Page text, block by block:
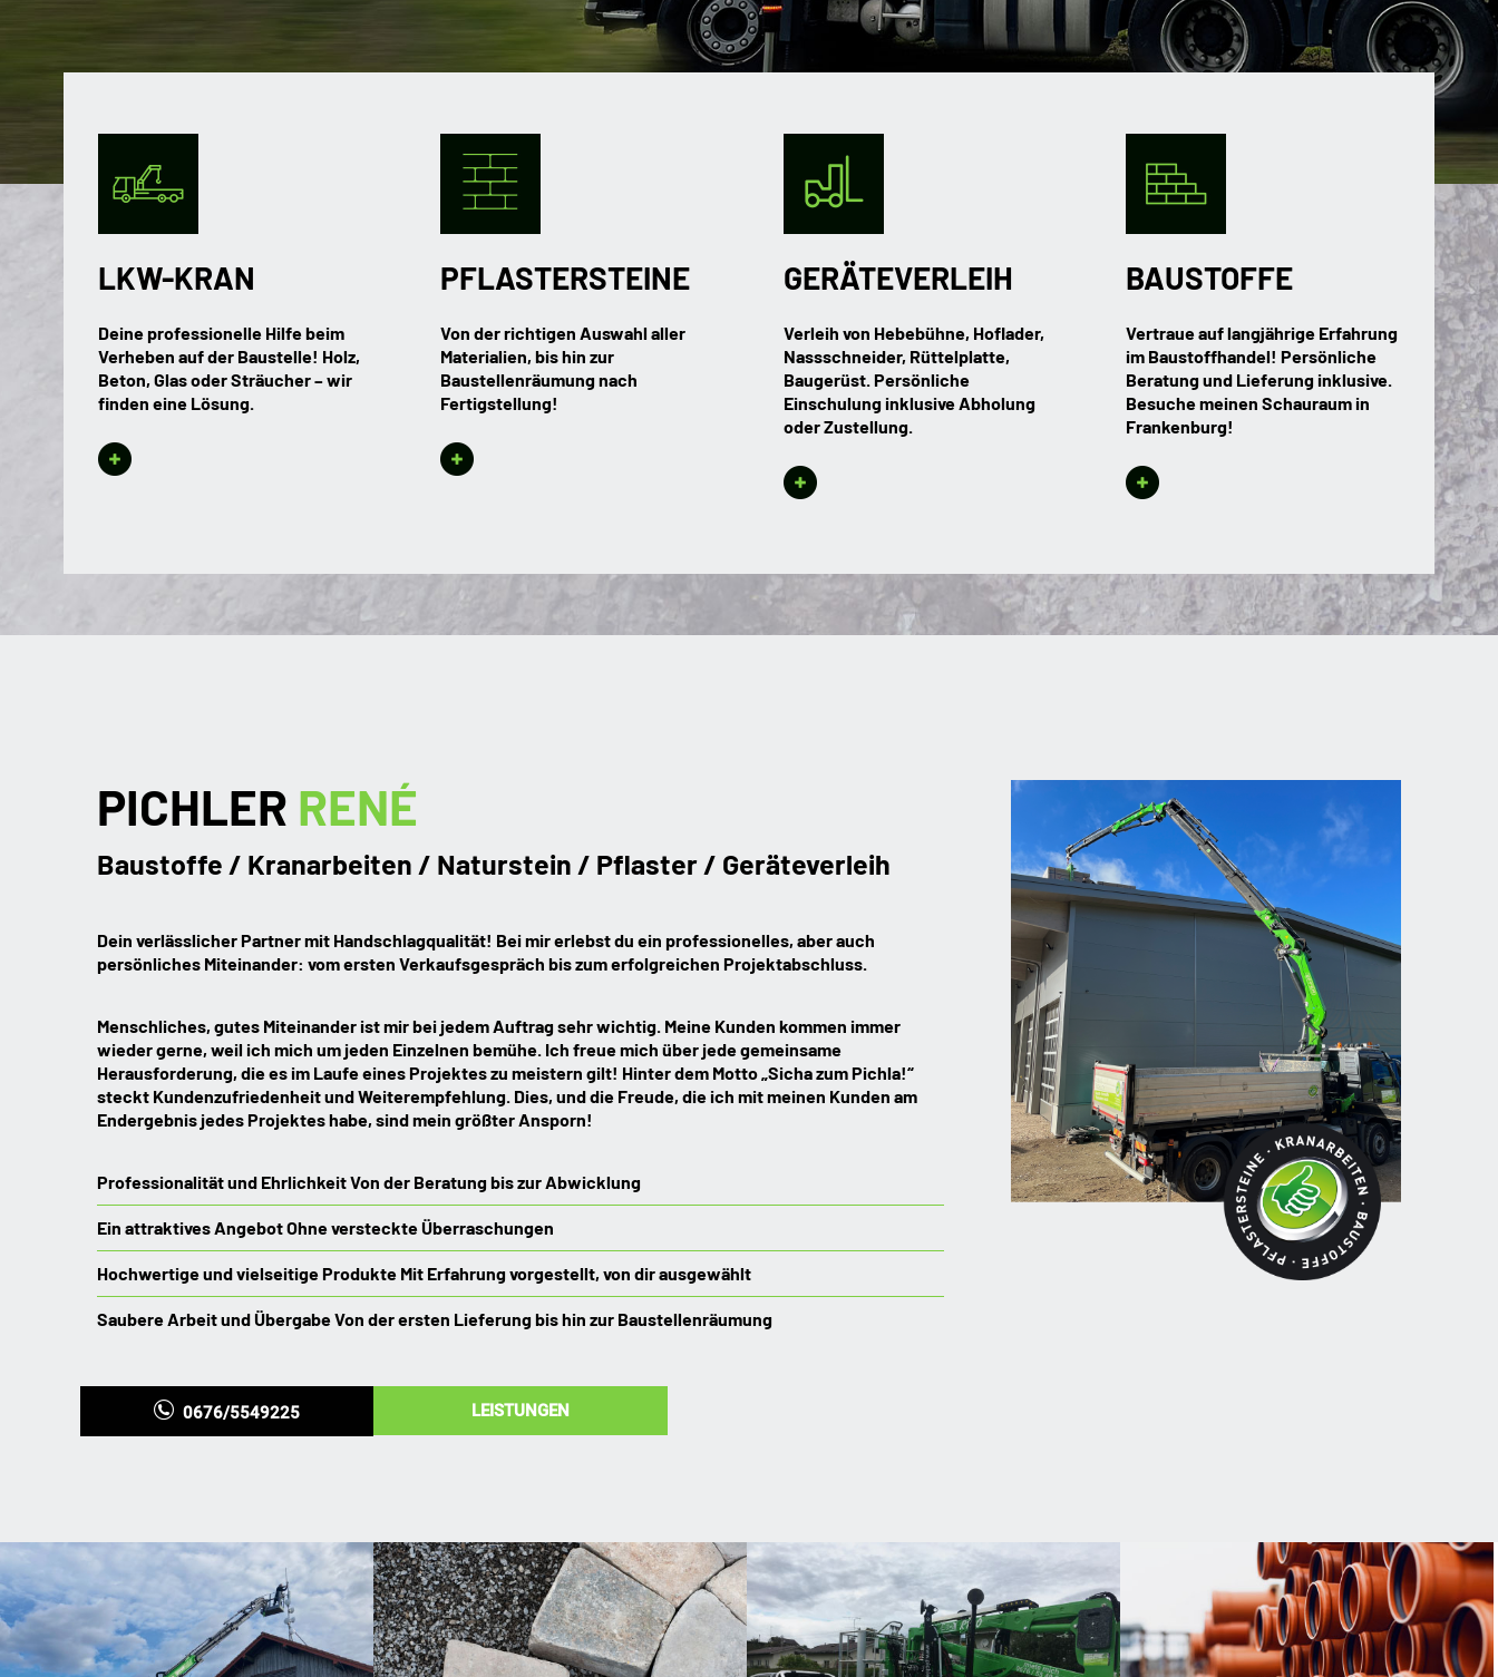
LKW-KRAN
Deine professionelle Hilfe beim
Verheben auf der Baustelle! Holz,
Beton, Glas oder Sträucher – wir
finden eine Lösung.
PFLASTERSTEINE
Von der richtigen Auswahl aller
Materialien, bis hin zur
Baustellenräumung nach
Fertigstellung!
GERÄTEVERLEIH
Verleih von Hebebühne, Hoflader,
Nassschneider, Rüttelplatte,
Baugerüst. Persönliche
Einschulung inklusive Abholung
oder Zustellung.
BAUSTOFFE
Vertraue auf langjährige Erfahrung
im Baustoffhandel! Persönliche
Beratung und Lieferung inklusive.
Besuche meinen Schauraum in
Frankenburg!
PICHLER RENÉ
Baustoffe / Kranarbeiten / Naturstein / Pflaster / Geräteverleih
Dein verlässlicher Partner mit Handschlagqualität! Bei mir erlebst du ein professionelles, aber auch
persönliches Miteinander: vom ersten Verkaufsgespräch bis zum erfolgreichen Projektabschluss.
Menschliches, gutes Miteinander ist mir bei jedem Auftrag sehr wichtig. Meine Kunden kommen immer
wieder gerne, weil ich mich um jeden Einzelnen bemühe. Ich freue mich über jede gemeinsame
Herausforderung, die es im Laufe eines Projektes zu meistern gilt! Hinter dem Motto „Sicha zum Pichla!“
steckt Kundenzufriedenheit und Weiterempfehlung. Dies, und die Freude, die ich mit meinen Kunden am
Endergebnis jedes Projektes habe, sind mein größter Ansporn!
Professionalität und EhrlichkeitVon der Beratung bis zur Abwicklung
Ein attraktives AngebotOhne versteckte Überraschungen
Hochwertige und vielseitige Produkte Mit Erfahrung vorgestellt, von dir ausgewählt
Saubere Arbeit und ÜbergabeVon der ersten Lieferung bis hin zur Baustellenräumung
0676/5549225 LEISTUNGEN